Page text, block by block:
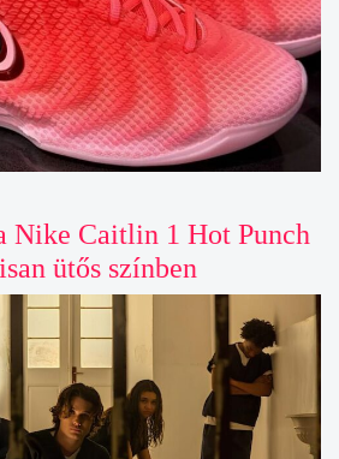
Nike Caitlin 1 Hot Punch
ütős színben